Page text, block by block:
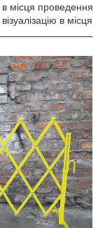
місця проведення
в місцях